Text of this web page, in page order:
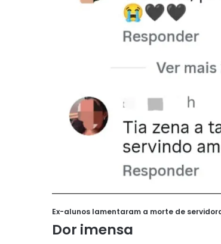
Ex-alunos lamentaram a morte de
Dor imensa